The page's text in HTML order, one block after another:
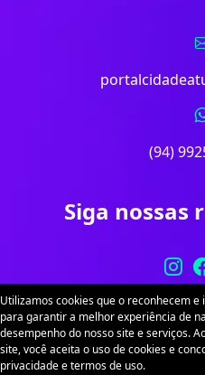
(94)
Siga nossas
Portal Cidade Atual.
Utilizamos cookies que o reconhecem
para garantir a melhor experiência de
desempenho do nosso site e serviços.
site, você aceita o uso de cookies e
privacidade e termos de uso.